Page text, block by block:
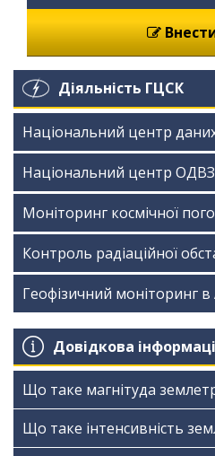
Діяльність ГЦСК
Національний центр
Національний центр
Моніторинг космічної
Контроль радіаційної
Геофізичний моніторинг в
Довідкова
Що таке магнітуда
Що таке інтенсивність